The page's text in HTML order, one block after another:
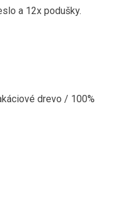
a 12x podušky.
drevo / 100%